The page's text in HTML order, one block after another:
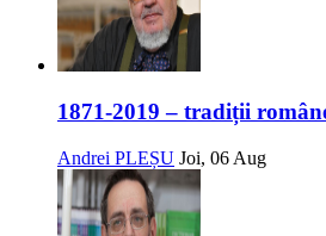
1871-2019 – tradiții
Andrei PLEȘU Joi, 06 Aug